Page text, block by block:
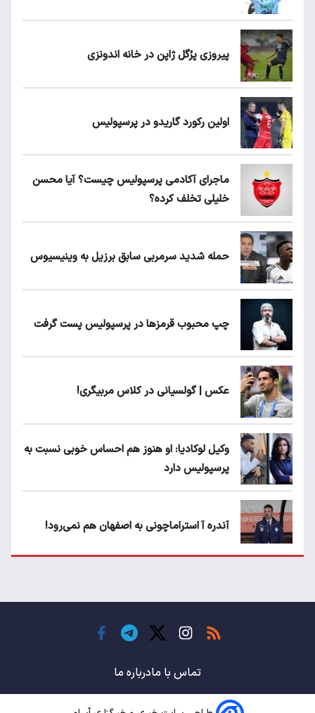
پیروزی پرُگل ژاپن در خانه اندونزی
اولین رکورد گاریدو در پرسپولیس
ماجرای آکادمی پرسپولیس چیست؟ آیا محسن
خلیلی تخلف کرده؟
حمله شدید سرمربی سابق برزیل به وینیسیوس
چپ محبوب قرمزها در پرسپولیس پست گرفت
عکس | گولسیانی در کلاس مربیگری!
وکیل لوکادیا: او هنوز هم احساس خوبی نسبت به
پرسپولیس دارد
آندره آ استراماچونی به اصفهان هم نمی‌رود!
حسن روی هوا!
باشگاه های جهان
تماس با مادرباره ما